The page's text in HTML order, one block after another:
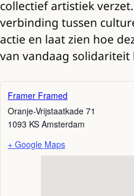
collectief artistiek
verbinding tussen
actie en laat zien hoe
van vandaag
Framer Framed
Oranje-Vrijstaatkade 71
1093 KS Amsterdam
+ Google Maps